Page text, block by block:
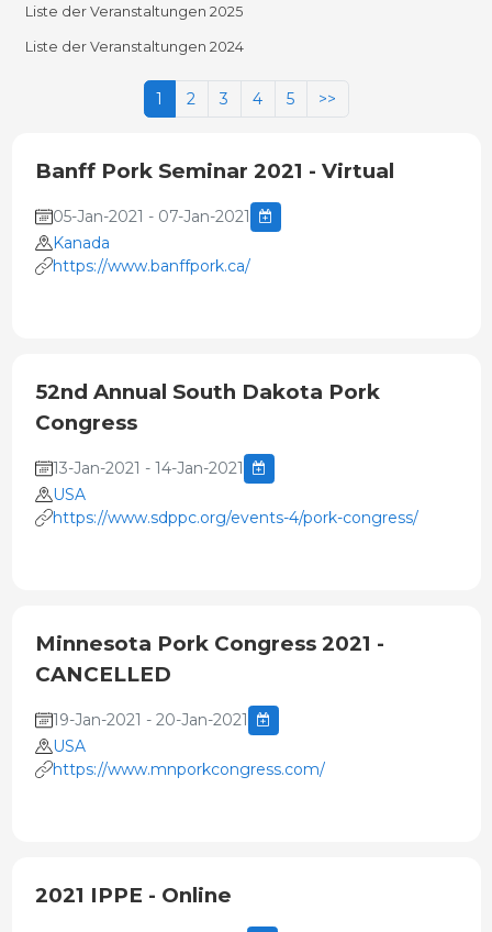
Liste der Veranstaltungen 2025
Liste der Veranstaltungen 2024
1 2 3 4 5 >>
Banff Pork Seminar 2021 - Virtual
05-Jan-2021 - 07-Jan-2021
Kanada
https://www.banffpork.ca/
52nd Annual South Dakota Pork
Congress
13-Jan-2021 - 14-Jan-2021
USA
https://www.sdppc.org/events-4/pork-congress/
Minnesota Pork Congress 2021 -
CANCELLED
19-Jan-2021 - 20-Jan-2021
USA
https://www.mnporkcongress.com/
2021 IPPE - Online